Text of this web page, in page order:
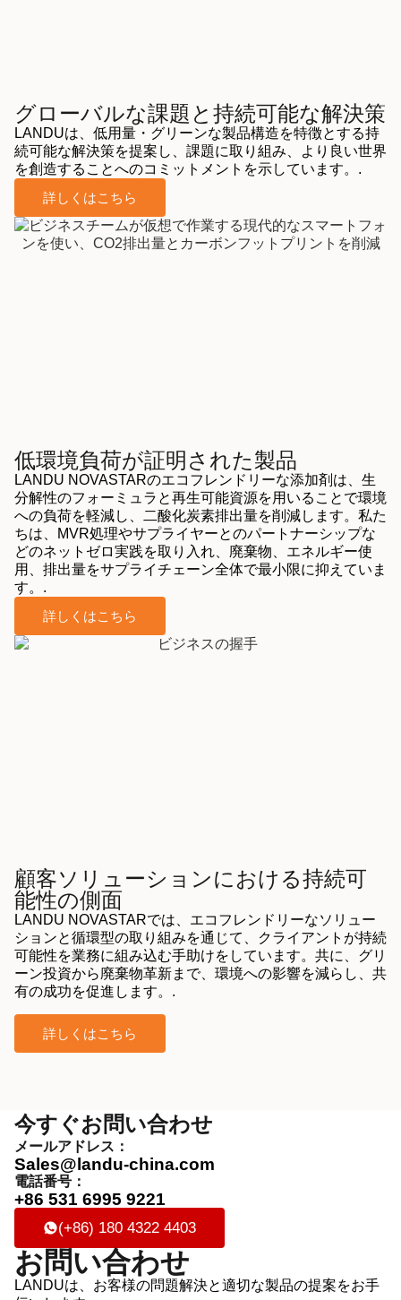
グローバルな課題と持続可能な解決策
LANDUは、低用量・グリーンな製品構造を特徴とする持
続可能な解決策を提案し、課題に取り組み、より良い世界
を創造することへのコミットメントを示しています。.
詳しくはこちら
低環境負荷が証明された製品
LANDU NOVASTARのエコフレンドリーな添加剤は、生
分解性のフォーミュラと再生可能資源を用いることで環境
への負荷を軽減し、二酸化炭素排出量を削減します。私た
ちは、MVR処理やサプライヤーとのパートナーシップな
どのネットゼロ実践を取り入れ、廃棄物、エネルギー使
用、排出量をサプライチェーン全体で最小限に抑えていま
す。.
詳しくはこちら
顧客ソリューションにおける持続可
能性の側面
LANDU NOVASTARでは、エコフレンドリーなソリュー
ションと循環型の取り組みを通じて、クライアントが持続
可能性を業務に組み込む手助けをしています。共に、グリ
ーン投資から廃棄物革新まで、環境への影響を減らし、共
有の成功を促進します。.
詳しくはこちら
今すぐお問い合わせ
メールアドレス：
Sales@landu-china.com
電話番号：
+86 531 6995 9221
(+86) 180 4322 4403
お問い合わせ
LANDUは、お客様の問題解決と適切な製品の提案をお手